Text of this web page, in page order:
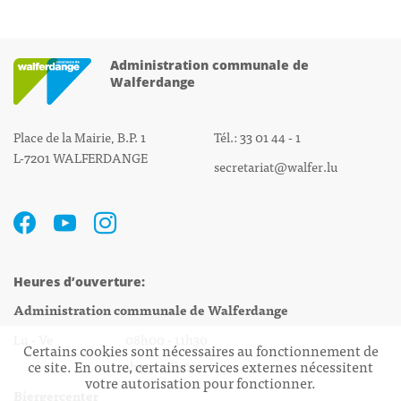
Administration communale de
Walferdange
Place de la Mairie, B.P. 1
L-7201 WALFERDANGE
Tél.: 33 01 44 - 1
secretariat@walfer.lu
Heures d’ouverture:
Administration communale de Walferdange
13h30 - 16h00
Biergercenter
Certains cookies sont nécessaires au fonctionnement de
ce site. En outre, certains services externes nécessitent
votre autorisation pour fonctionner.